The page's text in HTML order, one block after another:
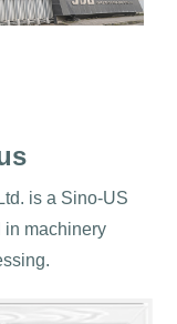
is a Sino-US
in machinery